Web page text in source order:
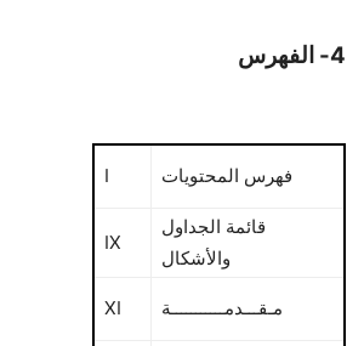
4- الفهرس
I فهرس المحتويات
IX
قائمة الجداول
والأشكال
XI مـقـــدمـــــــــــة